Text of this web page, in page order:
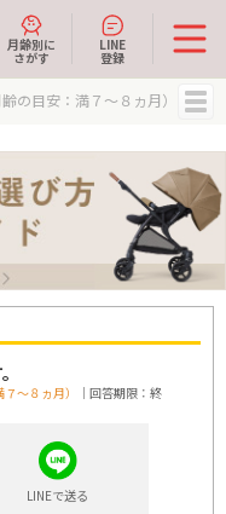
月齢別に
さがす
LINE
登録
の目安：満７～８ヵ月）
～８ヵ月）
｜回答期限：終
LINEで送る